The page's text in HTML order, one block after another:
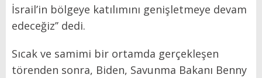
İsrail’in bölgeye katılımını genişletmeye devam
edeceğiz’’ dedi.
Sıcak ve samimi bir ortamda gerçekleşen
törenden sonra, Biden, Savunma Bakanı Benny